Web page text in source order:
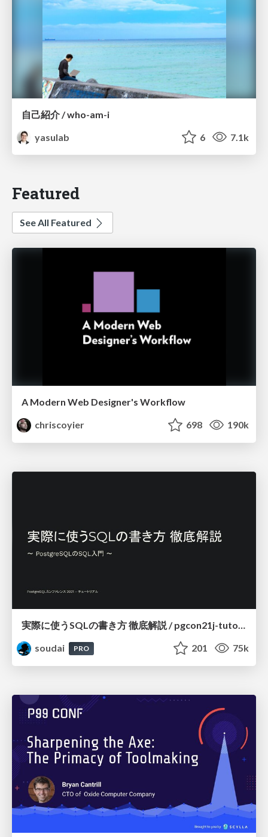
自己紹介 / who-am-i
yasulab
6 7.1k
Featured
See All Featured
A Modern Web Designer's Workflow
chriscoyier
698 190k
実際に使うSQLの書き方 徹底解説 / pgcon21j-tutorial
soudai
PRO 201 75k